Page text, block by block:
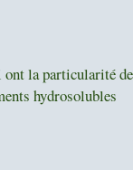
ont la particularité de
hydrosolubles